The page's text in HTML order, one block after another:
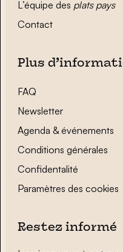
L’équipe des plats pays
Contact
Plus
FAQ
Newsletter
Agenda & événements
Conditions générales
Confidentalité
Paramètres des cookies
Restez informé